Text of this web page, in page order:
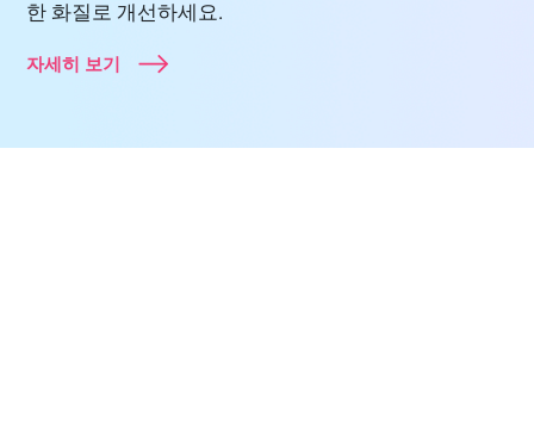
한 화질로 개선하세요.
자세히 보기